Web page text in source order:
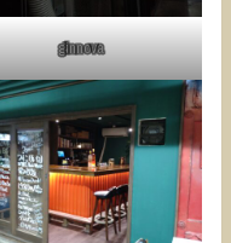
ginnova